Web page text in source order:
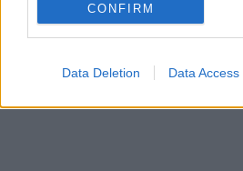
CONFIRM
Data Deletion Data Access